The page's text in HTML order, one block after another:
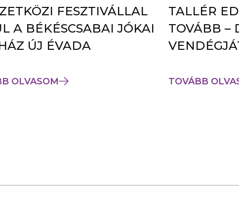
FESZTIVÁLLAL
A BÉKÉSCSABAI JÓKAI
ÚJ ÉVADA
OLVASOM
TALLÉR
TOVÁBB –
TOVÁBB